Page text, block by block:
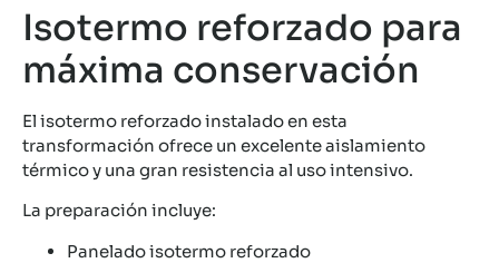
Isotermo reforzado para
máxima conservación
El isotermo reforzado instalado en esta
transformación ofrece un excelente aislamiento
térmico y una gran resistencia al uso intensivo.
La preparación incluye:
Panelado isotermo reforzado